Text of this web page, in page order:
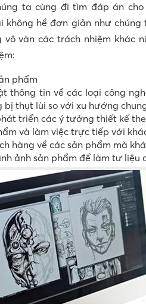
ta cùng đi tìm đáp án
không hề đơn giản như
vàn các trách nhiệm khác
phẩm
thông tin về các loại công
bị thụt lùi so với xu hướng
triển các ý tưởng thiết kế
và làm việc trực tiếp với
hàng về các sản phẩm mà
ảnh sản phẩm để làm tư liệu